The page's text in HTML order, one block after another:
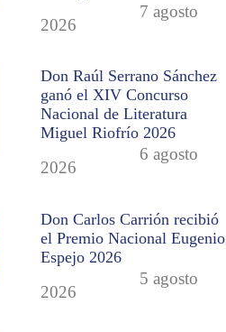
7 agosto
2026
Don Raúl Serrano Sánchez
ganó el XIV Concurso
Nacional de Literatura
Miguel Riofrío 2026
6 agosto
2026
Don Carlos Carrión recibió
el Premio Nacional Eugenio
Espejo 2026
5 agosto
2026